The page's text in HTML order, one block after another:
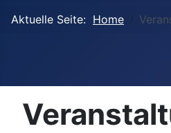
Aktuelle Seite: Home